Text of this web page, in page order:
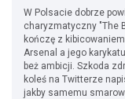
W Polsacie dobrze
charyzmatyczny "The
kończę z
Arsenal a jego
beż ambicji. Szkoda
koleś na Twitterze
jakby samemu